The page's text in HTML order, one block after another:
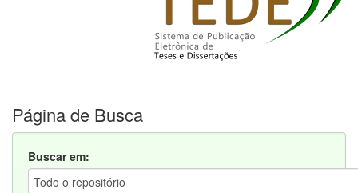
Página de Busca
Buscar em: